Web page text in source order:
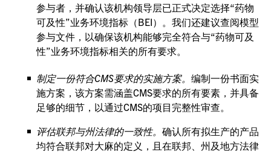
参与者，并确认该机构领导层已正式决定选择“药物
可及性”业务环境指标（BEI）。我们还建议查阅模型
参与文件，以确保该机构能够完全符合与“药物可及
性”业务环境指标相关的所有要求。
制定一份符合CMS要求的实施方案。 编制一份书面实
施方案，该方案需涵盖CMS要求的所有要素，并具备
足够的细节，以通过CMS的项目完整性审查。
评估联邦与州法律的一致性。 确认所有拟生产的产品
均符合联邦对大麻的定义，且在联邦、州及地方法律